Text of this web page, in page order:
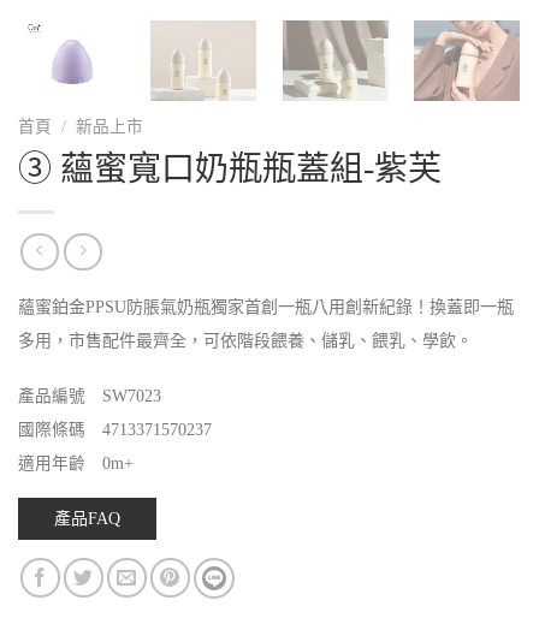
首頁 / 新品上市
③ 蘊蜜寬口奶瓶瓶蓋組-紫芙
蘊蜜鉑金PPSU防脹氣奶瓶獨家首創一瓶八用創新紀錄！換蓋即一瓶
多用，市售配件最齊全，可依階段餵養、儲乳、餵乳、學飲。
產品編號 SW7023
國際條碼 4713371570237
適用年齡 0m+
產品FAQ